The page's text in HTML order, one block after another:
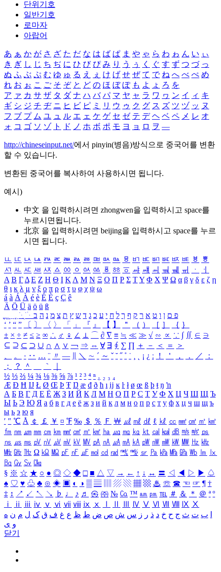
단위기호
일반기호
로마자
아랍어
あ ぁ か が さ ざ た だ な は ば ぱ ま や ゃ ら わ ゎ ん い ぃ
き ぎ し じ ち ぢ に ひ び ぴ み り う ぅ く ぐ す ず つ づ っ
ぬ ふ ぶ ぷ む ゆ ゅ る え ぇ け げ せ ぜ て で ね へ べ ぺ め
れ お ぉ こ ご そ ぞ と ど の ほ ぼ ぽ も よ ょ ろ を
ア ァ カ サ ザ タ ダ ナ ハ バ パ マ ヤ ャ ラ ワ ヮ ン イ ィ キ
ギ シ ジ チ ヂ ニ ヒ ビ ピ ミ リ ウ ゥ ク グ ス ズ ツ ヅ ッ ヌ
フ ブ プ ム ユ ュ ル エ ェ ケ ゲ セ ゼ テ デ ヘ ベ ペ メ レ オ
ォ コ ゴ ソ ゾ ト ド ノ ホ ボ ポ モ ヨ ョ ロ ヲ ―
http://chineseinput.net/에서 pinyin(병음)방식으로 중국어를 변환
할 수 있습니다.
변환된 중국어를 복사하여 사용하시면 됩니다.
예시)
中文 을 입력하시려면 zhongwen을 입력하시고 space를
누르시면됩니다.
北京 을 입력하시려면 beijing을 입력하시고 space를 누르
시면 됩니다.
ㅥ ㅦ ㅧ ㅨ ㅩ ㅪ ㅫ ㅬ ㅭ ㅮ ㅯ ㅰ ㅱ ㅲ ㅳ ㅴ ㅵ ㅶ ㅷ ㅸ
ㅹ
ㅺ ㅻ ㅼ ㅽ ㅾ ㅿ ㆀ ㆁ ㆂ ㆃ ㆄ ㆅ ㆆ ㆇ ㆈ ㆉ ㆊ ㆋ ㆌ ㆍ
ㆎ
Α Β ΓΔ Ε Ζ Η Θ Ι ΚΛ Μ Ν Ξ Ο Π Ρ Σ ΤΥ Φ Χ Ψ Ω α β γ δ ε ζ η
θ ι κ λ μ ν ξ ο π ρ σ τ υ φ χ ψ ω
á à Á À é è É È ç Ç ê
Ä Ö Ü ä ö ü ß
ִֶֹ ֻּ ׁׂ פ ם ן ו ט א ר ק ף ך ל ח י ע כ ג ד ש ץ ת צ מ נ ה ב
‘ ’ “ ” 〔 〕 〈 〉 「 」 『 』 【 】 ＂ （ ） ［ ］ ｛ ｝
± × ÷ ≠ ≤ ≥ ∞ ∴ ♂ ♀ ∠ ⊥ ⌒ ∂ ∇ ≡ ≒ ≪ ≫ √ ∽ ∝ ∵ ∫ ∬ ∈ ∋
⊆ ⊇ ⊂ ⊃ ∪ ∩ ∧ ∨ ￢ ⇒ ⇔ ∀ ∃ ∮ ∑ ∏ ＋ － ＜ ＝
＞
、
。 · ‥ … ¨ 〃 ― ＼ ∼ ´ ～ ˇ ˘ ˝ ˚ ˙ ¸ ¡ ¿ ː ！ ＇ ， ． ／
：
；
？ ＾ ｀
½ ⅓ ⅔ ¼ ¾ ⅛ ⅜ ⅝ ⅞ ¹ ² ³ ⁴ ⁿ ₁ ₂ ₃ ₄
Æ Ð Ħ Ĳ Ł Ø Œ Þ Ŧ Ŋ æ đ ð ħ ı ĳ ĸ ŀ ł ø œ ß þ ŧ ŋ ŉ
А Б В Г Д Е Ё Ж З И Й К Л М Н О П Р С Т У Ф Х Ц Ч Ш Щ Ъ
Ы Ь Э Ю Я а б в г д е ё ж з и й к л м н о п р с т у ф х ц ч ш щ ъ
ы ь э ю я
′ ″ ℃ Å ￠ ￡ ￥ ¤ ℉ ‰ ＄ ％ Ｆ ￦ ㎕ ㎖ ㎗ ℓ ㎘ ㏄ ㎣ ㎤ ㎥ ㎦
㎙ ㎚ ㎛ ㎜ ㎝ ㎞ ㎟ ㎠ ㎡ ㎢ ㏊ ㎍ ㎎ ㎏ ㏏ ㎈ ㎉ ㏈ ㎧ ㎨ ㎰
㎱ ㎲ ㎳ ㎴ ㎵ ㎶ ㎷ ㎸ ㎹ ㎀ ㎁ ㎂ ㎃ ㎄ ㎺ ㎻ ㎽ ㎾ ㎿ ㎐ ㎑
㎒ ㎓ ㎔ Ω ㏀ ㏁ ㎊ ㎋ ㎌ ㏖ ㏅ ㎭ ㎮ ㎯ ㏛ ㎩ ㎪ ㎫ ㎬ ㏝ ㏐
㏓
㏃ ㏉ ㏜ ㏆
§ ※ ☆ ★ ○ ● ◎ ◇ ◆ □ ■ △ ▽ → ← ↑ ↓ ↔ 〓 ◁ ◀ ▷ ▶ ♤
♠ ♡ ♥ ♧ ♣ ⊙ ◈ ▣ ◐ ◑ ▒ ▤ ▨ ▧ ▦ ▩ ♨ ☏ ☎ ☜ ☞ ¶ †
‡ ↕ ↗ ↙ ↖ ↘ ♭ ♩ ♪ ♬ ㉿ ㈜ № ㏇ ™ ㏂ ㏘ ℡ ＃ ＆ ＊ ＠ ª º
ⅰ
ⅱ ⅲ ⅳ ⅴ ⅵ ⅶ ⅷ ⅸ ⅹ Ⅳ Ⅴ Ⅵ Ⅶ Ⅷ Ⅸ Ⅹ
ب ت ث ج ح خ د ذ ر ز س ش ص ض ط ظ ع غ ف ق ک ل م ن ه
و ی
닫기